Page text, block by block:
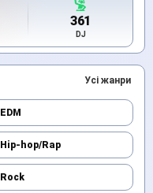
361
DJ
Усі жанри
EDM
Hip-hop/Rap
Rock